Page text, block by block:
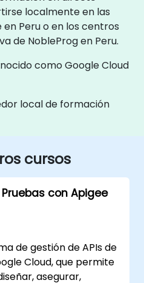
localmente en las
Peru o en los centros
de NobleProg en Peru.
como Google Cloud
local de formación
cursos
con Apigee
de gestión de APIs de
Cloud, que permite
asegurar,